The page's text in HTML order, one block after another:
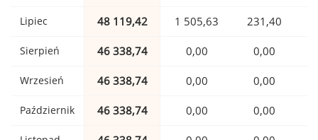
Lipiec 48 119,42 1 505,63 231,40
Sierpień 46 338,74 0,00 0,00
Wrzesień 46 338,74 0,00 0,00
Październik 46 338,74 0,00 0,00